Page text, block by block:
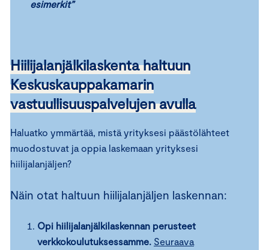
esimerkit”
Hiilijalanjälkilaskenta haltuun
Keskuskauppakamarin
vastuullisuuspalvelujen avulla
Haluatko ymmärtää, mistä yrityksesi päästölähteet
muodostuvat ja oppia laskemaan yrityksesi
hiilijalanjäljen?
Näin otat haltuun hiilijalanjäljen laskennan:
Opi hiilijalanjälkilaskennan perusteet
verkkokoulutuksessamme. Seuraava